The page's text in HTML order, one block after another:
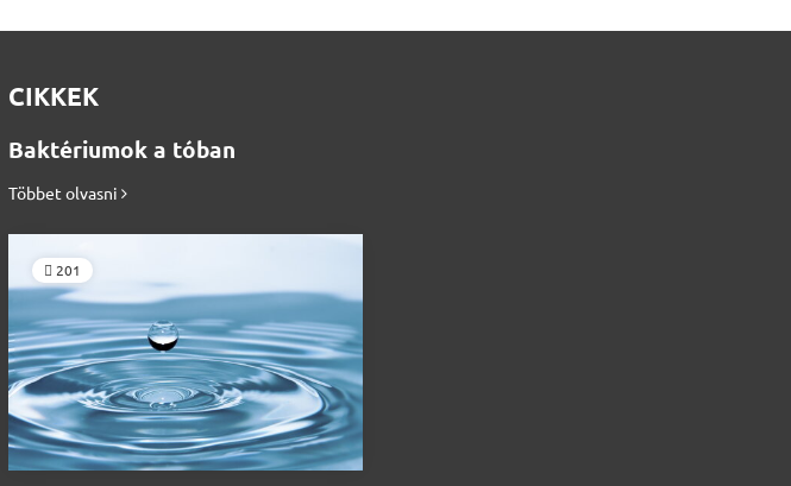
CIKKEK
Baktériumok a tóban
Többet olvasni
201